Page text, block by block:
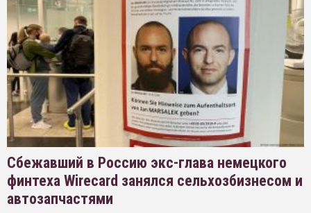
Сбежавший в Россию экс-глава немецкого
финтеха Wirecard занялся сельхозбизнесом и
автозапчастями